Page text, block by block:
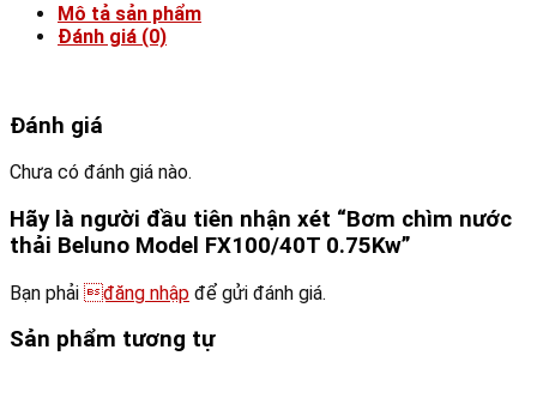
Mô tả sản phẩm
Đánh giá (0)
Đánh giá
Chưa có đánh giá nào.
Hãy là người đầu tiên nhận xét “Bơm chìm nước
thải Beluno Model FX100/40T 0.75Kw”
Bạn phải đăng nhập để gửi đánh giá.
Sản phẩm tương tự